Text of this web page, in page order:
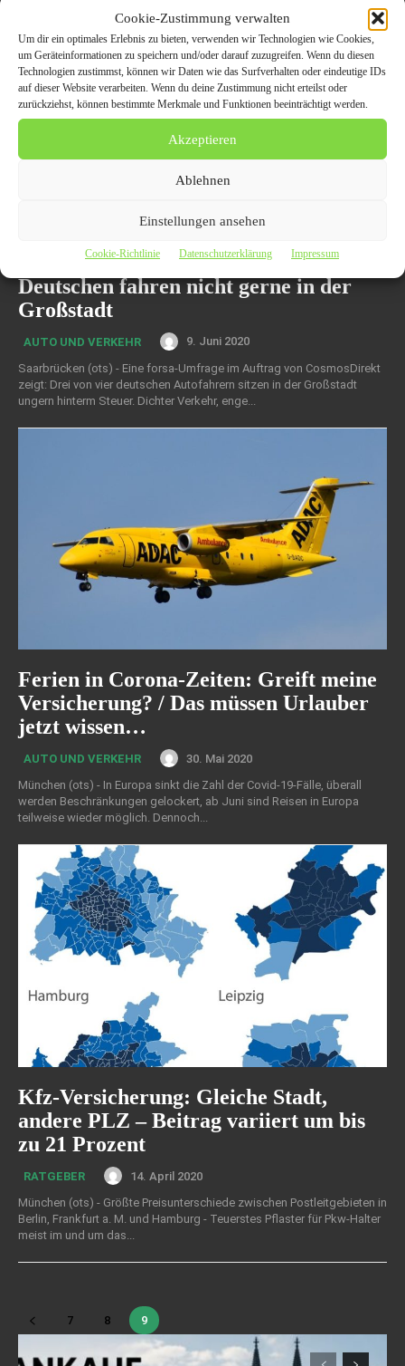
Cookie-Zustimmung verwalten
Um dir ein optimales Erlebnis zu bieten, verwenden wir Technologien wie Cookies,
um Geräteinformationen zu speichern und/oder darauf zuzugreifen. Wenn du diesen
Technologien zustimmst, können wir Daten wie das Surfverhalten oder eindeutige IDs
auf dieser Website verarbeiten. Wenn du deine Zustimmung nicht erteilst oder
zurückziehst, können bestimmte Merkmale und Funktionen beeinträchtigt werden.
Akzeptieren
Ablehnen
Einstellungen ansehen
Cookie-Richtlinie Datenschutzerklärung Impressum
Zahl der Woche: 75 Prozent der
Deutschen fahren nicht gerne in der
Großstadt
AUTO UND VERKEHR
9. Juni 2020
Saarbrücken (ots) - Eine forsa-Umfrage im Auftrag von CosmosDirekt
zeigt: Drei von vier deutschen Autofahrern sitzen in der Großstadt
ungern hinterm Steuer. Dichter Verkehr, enge...
Ferien in Corona-Zeiten: Greift meine
Versicherung? / Das müssen Urlauber
jetzt wissen…
AUTO UND VERKEHR
30. Mai 2020
München (ots) - In Europa sinkt die Zahl der Covid-19-Fälle, überall
werden Beschränkungen gelockert, ab Juni sind Reisen in Europa
teilweise wieder möglich. Dennoch...
Kfz-Versicherung: Gleiche Stadt,
andere PLZ – Beitrag variiert um bis
zu 21 Prozent
RATGEBER
14. April 2020
München (ots) - Größte Preisunterschiede zwischen Postleitgebieten in
Berlin, Frankfurt a. M. und Hamburg - Teuerstes Pflaster für Pkw-Halter
meist im und um das...
7 8 9